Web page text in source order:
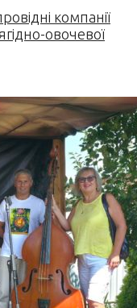
компанії
овочевої